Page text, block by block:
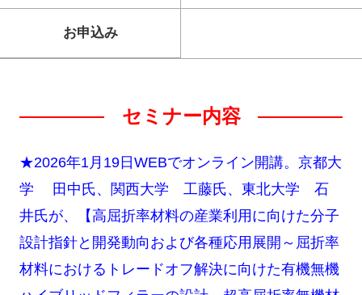
お申込み
セミナー内容
★2026年1月19日WEBでオンライン開講。京都大
学 田中氏、関西大学 工藤氏、東北大学 石
井氏が、【高屈折率材料の産業利用に向けた分子
設計指針と開発動向および各種応用展開～屈折率
材料におけるトレードオフ解決に向けた有機無機